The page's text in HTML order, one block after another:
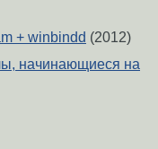
+ winbindd (2012)
начинающиеся на